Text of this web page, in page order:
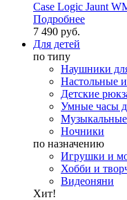
Case Logic Jaunt
Подробнее
7 490 руб.
Для детей
по типу
Наушники
Настольные
Детские
Умные часы
Музыкальные
Ночники
по назначению
Игрушки и
Хобби и
Видеоняни
Хит!